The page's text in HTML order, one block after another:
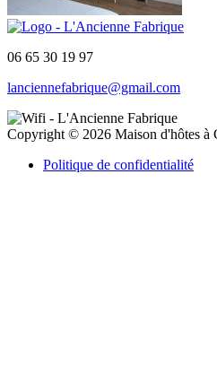
06 65 30 19 97
lanciennefabrique@gmail.com
Copyright © 2026 Maison d'hôtes
Politique de confidentialité